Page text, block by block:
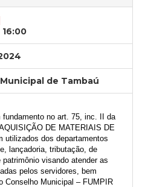
de Tambaú
fundamento no art. 75, inc. II da
DE MATERIAIS DE
utilizados dos departamentos
lançadoria, tributação, de
visando atender as
pelos servidores, bem
Conselho Municipal – FUMPIR